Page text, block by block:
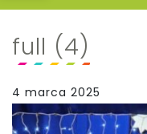
full (4)
4 marca 2025